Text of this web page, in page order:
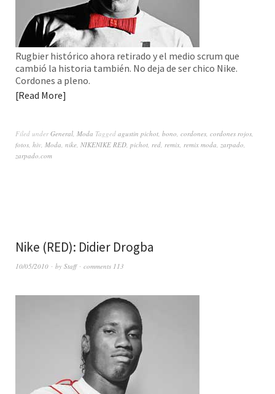
Rugbier histórico ahora retirado y el medio scrum que
cambió la historia también. No deja de ser chico Nike.
Cordones a pleno.
Read More
Filed underGeneral, Moda Tagged agustin pichot, bono, cordones, cordones rojos,
fotos, hiv, Moda, nike, NIKENIKE RED, pichot, red, remix, remix moda, zarpado,
zarpado.com
Nike (RED): Didier Drogba
10/05/2010 by Staff comments 113